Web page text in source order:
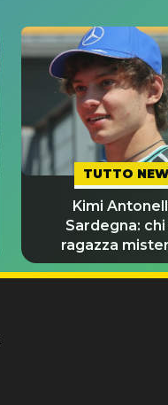
TUTTO
Kimi
Sardegna: chi
ragazza
insieme a